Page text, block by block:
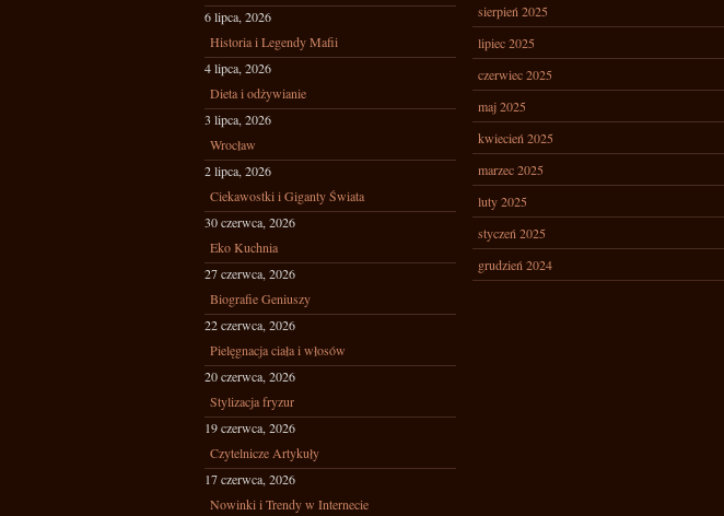
6 lipca, 2026
Historia i Legendy Mafii
4 lipca, 2026
Dieta i odżywianie
3 lipca, 2026
Wrocław
2 lipca, 2026
Ciekawostki i Giganty Świata
30 czerwca, 2026
Eko Kuchnia
27 czerwca, 2026
Biografie Geniuszy
22 czerwca, 2026
Pielęgnacja ciała i włosów
20 czerwca, 2026
Stylizacja fryzur
19 czerwca, 2026
Czytelnicze Artykuły
17 czerwca, 2026
Nowinki i Trendy w Internecie
sierpień 2025
lipiec 2025
czerwiec 2025
maj 2025
kwiecień 2025
marzec 2025
luty 2025
styczeń 2025
grudzień 2024